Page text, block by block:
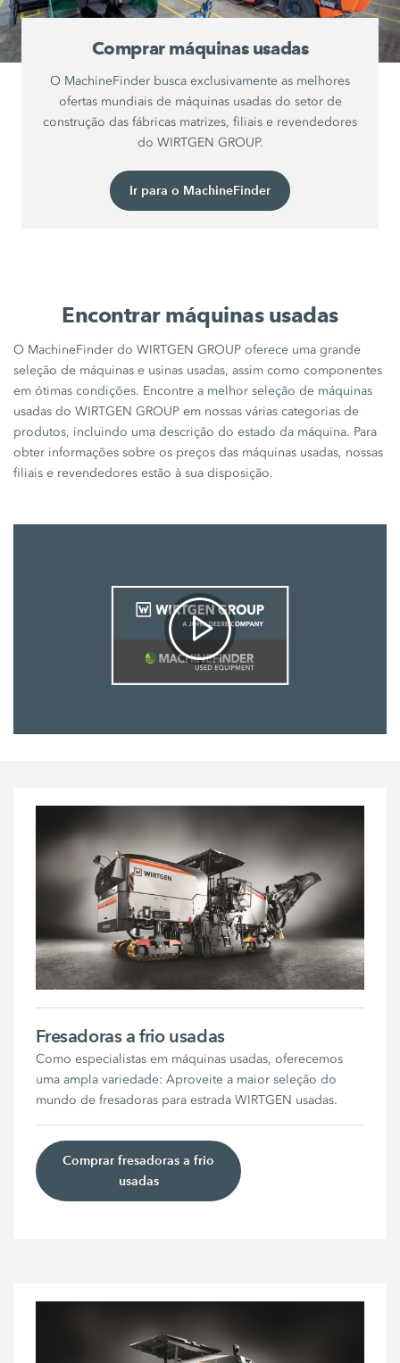
Comprar máquinas usadas
O MachineFinder busca exclusivamente as melhores
ofertas mundiais de máquinas usadas do setor de
construção das fábricas matrizes, filiais e revendedores
do WIRTGEN GROUP.
Ir para o MachineFinder
Encontrar máquinas usadas
O MachineFinder do WIRTGEN GROUP oferece uma grande
seleção de máquinas e usinas usadas, assim como componentes
em ótimas condições. Encontre a melhor seleção de máquinas
usadas do WIRTGEN GROUP em nossas várias categorias de
produtos, incluindo uma descrição do estado da máquina. Para
obter informações sobre os preços das máquinas usadas, nossas
filiais e revendedores estão à sua disposição.
Fresadoras a frio usadas
Como especialistas em máquinas usadas, oferecemos
uma ampla variedade: Aproveite a maior seleção do
mundo de fresadoras para estrada WIRTGEN usadas.
Comprar fresadoras a frio
usadas